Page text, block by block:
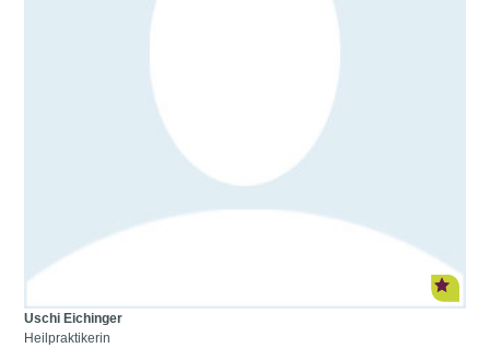
Uschi Eichinger
Heilpraktikerin